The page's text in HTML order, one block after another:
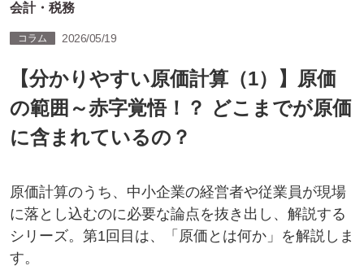
会計・税務
コラム 2026/05/19
【分かりやすい原価計算（1）】原価
の範囲～赤字覚悟！？ どこまでが原価
に含まれているの？
原価計算のうち、中小企業の経営者や従業員が現場
に落とし込むのに必要な論点を抜き出し、解説する
シリーズ。第1回目は、「原価とは何か」を解説しま
す。